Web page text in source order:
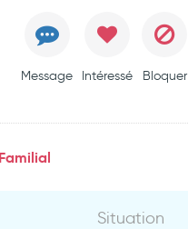
Message Intéressé Bloquer
Situation